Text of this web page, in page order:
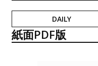
DAILY
紙面PDF版